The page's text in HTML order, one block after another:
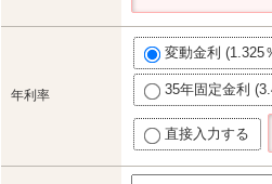
年利率
変動金利 (1.325
35年固定金利
直接入力する